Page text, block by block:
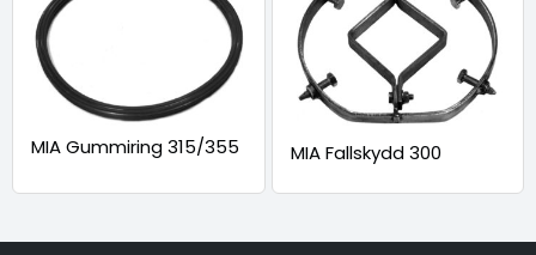
MIA Gummiring 315/355 MIA Fallskydd 300